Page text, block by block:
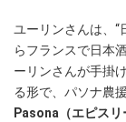
ユーリンさんは、“
らフランスで日本
ーリンさんが手掛
る形で、パソナ農
Pasona（エピスリ